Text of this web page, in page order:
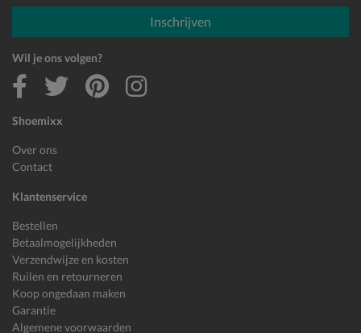
Shoemixx
Over ons
Contact
Klantenservice
Bestellen
Betaalmogelijkheden
Verzendwijze en kosten
Ruilen en retourneren
Koop ongedaan maken
Garantie
Algemene voorwaarden
E-mailadres
Inschrijven
Wil je ons volgen?